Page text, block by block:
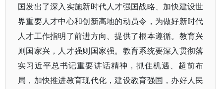
国发出了深入实施新时代人才强国战略、加快建设世
界重要人才中心和创新高地的动员令，为做好新时代
人才工作指明了前进方向、提供了根本遵循。教育兴
则国家兴，人才强则国家强。教育系统要深入贯彻落
实习近平总书记重要讲话精神，抓住机遇、超前布
局，加快推进教育现代化，建设教育强国，办好人民